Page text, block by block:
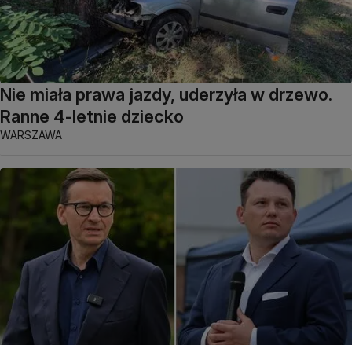
Nie miała prawa jazdy, uderzyła w drzewo.
Ranne 4-letnie dziecko
WARSZAWA